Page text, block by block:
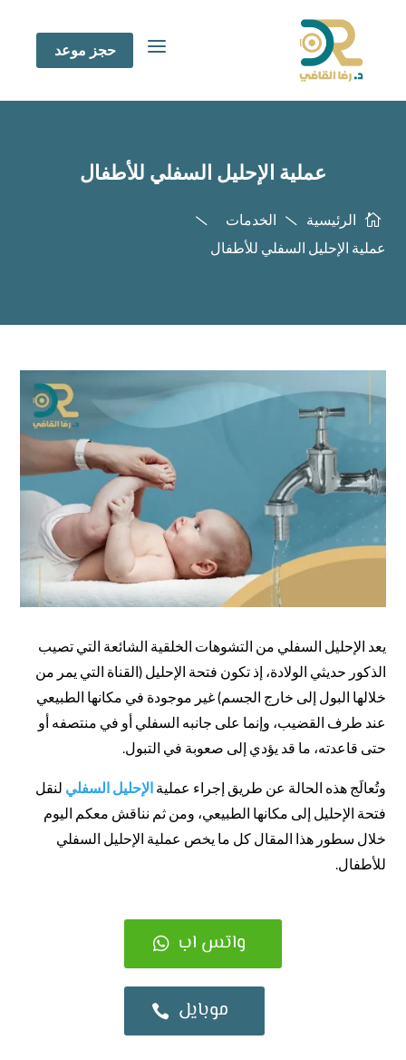
a حجز موعد
عملية الإحليل السفلي للأطفال
 الرئيسية  الخدمات 
عملية الإحليل السفلي للأطفال
يعد الإحليل السفلي من التشوهات الخلقية الشائعة التي تصيب
الذكور حديثي الولادة، إذ تكون فتحة الإحليل (القناة التي يمر من
خلالها البول إلى خارج الجسم) غير موجودة في مكانها الطبيعي
عند طرف القضيب، وإنما على جانبه السفلي أو في منتصفه أو
حتى قاعدته، ما قد يؤدي إلى صعوبة في التبول.
وتُعالَج هذه الحالة عن طريق إجراء عمليةالإحليل السفليلنقل
فتحة الإحليل إلى مكانها الطبيعي، ومن ثم نناقش معكم اليوم
خلال سطور هذا المقال كل ما يخص عملية الإحليل السفلي
للأطفال.
واتس اب
موبايل